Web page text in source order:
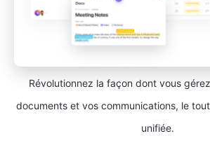
Révolutionnez la façon dont vous
documents et vos communications, le
unifiée.